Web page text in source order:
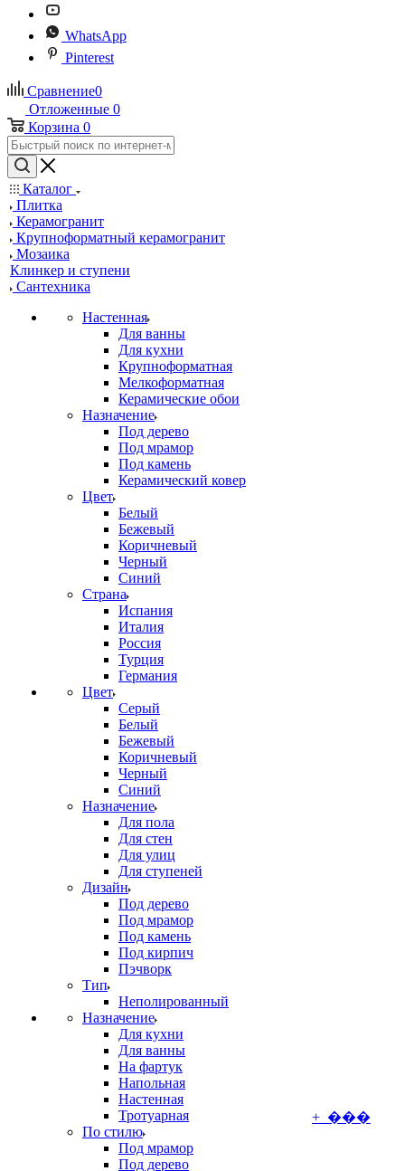
WhatsApp
Pinterest
Сравнение0
Отложенные 0
Корзина 0
Каталог
Плитка
Керамогранит
Крупноформатный керамогранит
Мозаика
Клинкер и ступени
Сантехника
Настенная
Для ванны
Для кухни
Крупноформатная
Мелкоформатная
Керамические обои
Назначение
Под дерево
Под мрамор
Под камень
Керамический ковер
Цвет
Белый
Бежевый
Коричневый
Черный
Синий
Страна
Испания
Италия
Россия
Турция
Германия
Цвет
Серый
Белый
Бежевый
Коричневый
Черный
Синий
Назначение
Для пола
Для стен
Для улиц
Для ступеней
Дизайн
Под дерево
Под мрамор
Под камень
Под кирпич
Пэчворк
Тип
Неполированный
Назначение
Для кухни
Для ванны
На фартук
Напольная
Настенная
Тротуарная
По стилю
Под мрамор
Под дерево
+ ���